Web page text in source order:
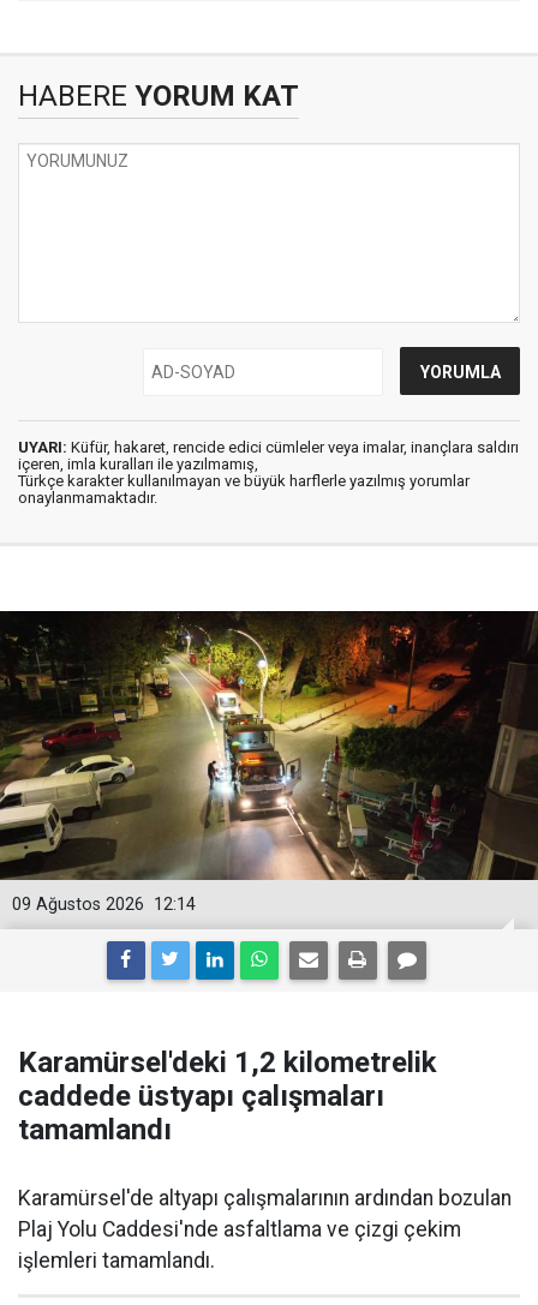
HABERE YORUM KAT
UYARI: Küfür, hakaret, rencide edici cümleler veya imalar, inançlara saldırı
içeren, imla kuralları ile yazılmamış,
Türkçe karakter kullanılmayan ve büyük harflerle yazılmış yorumlar
onaylanmamaktadır.
12:14
09 Ağustos 2026
Karamürsel'deki 1,2 kilometrelik
caddede üstyapı çalışmaları
tamamlandı
Karamürsel'de altyapı çalışmalarının ardından bozulan
Plaj Yolu Caddesi'nde asfaltlama ve çizgi çekim
işlemleri tamamlandı.